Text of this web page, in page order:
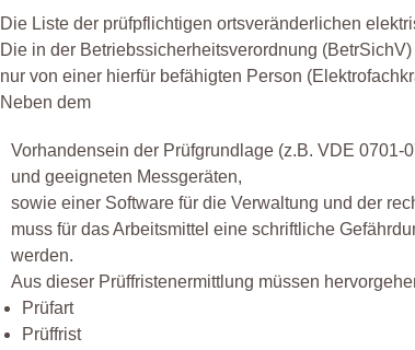
Die Liste der prüfpflichtigen ortsveränderlichen
Die in der Betriebssicherheitsverordnung
nur von einer hierfür befähigten Person
Neben dem
Vorhandensein der Prüfgrundlage (z.B. VDE 0701-
und geeigneten Messgeräten,
sowie einer Software für die Verwaltung und der
muss für das Arbeitsmittel eine schriftliche
werden.
Aus dieser Prüffristenermittlung müssen
Prüfart
Prüffrist